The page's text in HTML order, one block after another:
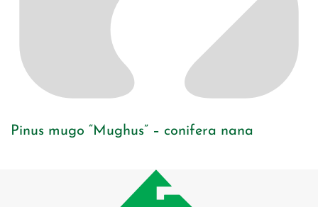
Pinus mugo “Mughus” – conifera nana